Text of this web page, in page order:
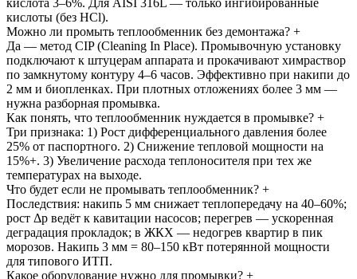
кислота 3–6%. Для AISI 316L — только ингибированные
кислоты (без HCl).
Можно ли промыть теплообменник без демонтажа? +
Да — метод CIP (Cleaning In Place). Промывочную установку
подключают к штуцерам аппарата и прокачивают химраствор
по замкнутому контуру 4–6 часов. Эффективно при накипи до
2 мм и биопленках. При плотных отложениях более 3 мм —
нужна разборная промывка.
Как понять, что теплообменник нуждается в промывке? +
Три признака: 1) Рост дифференциального давления более
25% от паспортного. 2) Снижение тепловой мощности на
15%+. 3) Увеличение расхода теплоносителя при тех же
температурах на выходе.
Что будет если не промывать теплообменник? +
Последствия: накипь 5 мм снижает теплопередачу на 40–60%;
рост Δp ведёт к кавитации насосов; перегрев — ускоренная
деградация прокладок; в ЖКХ — недогрев квартир в пик
морозов. Накипь 3 мм = 80–150 кВт потерянной мощности
для типового ИТП.
Какое оборудование нужно для промывки? +